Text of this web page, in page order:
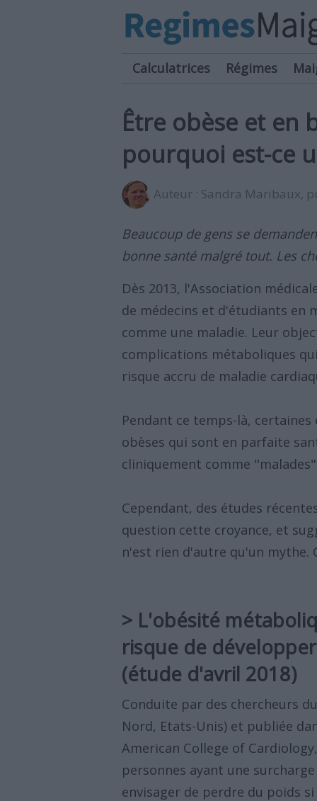
Calculatrices Régimes
Être obèse et en
pourquoi est-ce
Auteur : Sandra Maribaux,
Beaucoup de gens se
bonne santé malgré tout. Les
Dès 2013, l'Association
de médecins et d'étudiants en
comme une maladie. Leur
complications métaboliques
risque accru de maladie
Pendant ce temps-là,
obèses qui sont en parfaite
cliniquement comme "malades".
Cependant, des études
question cette croyance, et
n'est rien d'autre qu'un mythe.
> L'obésité
risque de
(étude d'avril 2018)
Conduite par des chercheurs
Nord, Etats-Unis) et publiée
American College of
personnes ayant une
envisager de perdre du poids